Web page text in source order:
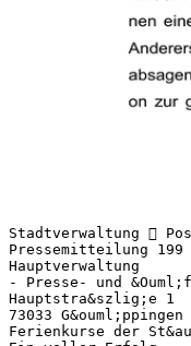
Stadtverwaltung 
Pressemitteilung
Hauptverwaltung
- Presse- und
Hauptstra&szlig;e 1
73033 G&ouml;ppingen
Ferienkurse der